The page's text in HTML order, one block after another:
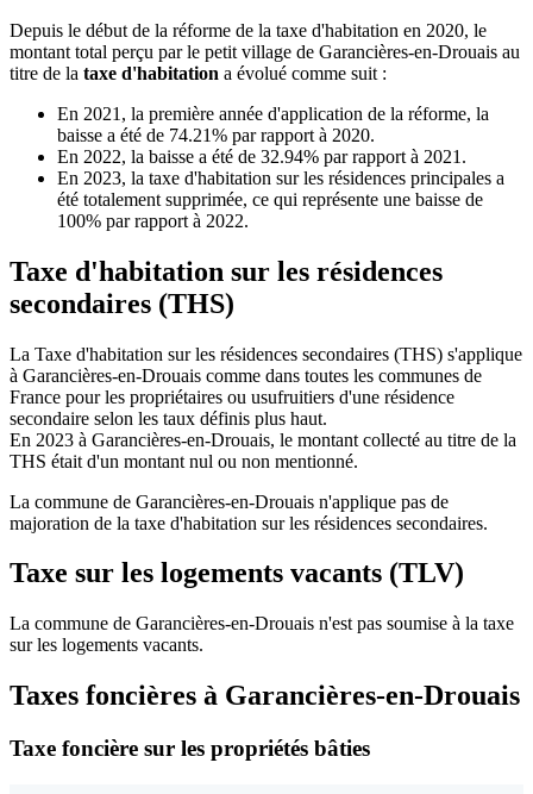
Depuis le début de la réforme de la taxe d'habitation en 2020, le
montant total perçu par le petit village de Garancières-en-Drouais au
titre de la taxe d'habitation a évolué comme suit :
En 2021, la première année d'application de la réforme, la
baisse a été de 74.21% par rapport à 2020.
En 2022, la baisse a été de 32.94% par rapport à 2021.
En 2023, la taxe d'habitation sur les résidences principales a
été totalement supprimée, ce qui représente une baisse de
100% par rapport à 2022.
Taxe d'habitation sur les résidences
secondaires (THS)
La Taxe d'habitation sur les résidences secondaires (THS) s'applique
à Garancières-en-Drouais comme dans toutes les communes de
France pour les propriétaires ou usufruitiers d'une résidence
secondaire selon les taux définis plus haut.
En 2023 à Garancières-en-Drouais, le montant collecté au titre de la
THS était d'un montant nul ou non mentionné.
La commune de Garancières-en-Drouais n'applique pas de
majoration de la taxe d'habitation sur les résidences secondaires.
Taxe sur les logements vacants (TLV)
La commune de Garancières-en-Drouais n'est pas soumise à la taxe
sur les logements vacants.
Taxes foncières à Garancières-en-Drouais
Taxe foncière sur les propriétés bâties